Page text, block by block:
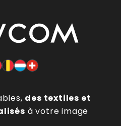
des textiles et
à votre image